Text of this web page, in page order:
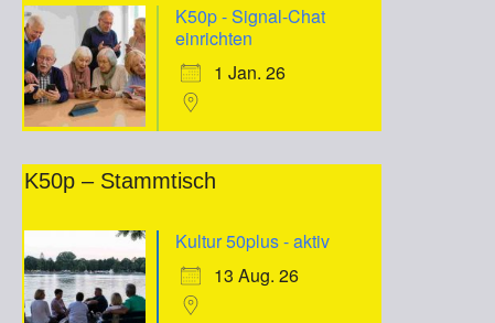
K50p - Signal-Chat
einrichten
1 Jan. 26
K50p – Stammtisch
Kultur 50plus - aktiv
13 Aug. 26